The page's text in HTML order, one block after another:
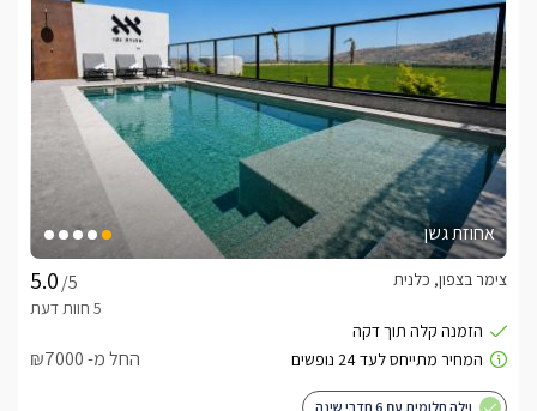
אחוזת גשן
/5
צימר בצפון, כלנית
החל מ- ₪7000
וילה חלומית עם 6 חדרי שינה